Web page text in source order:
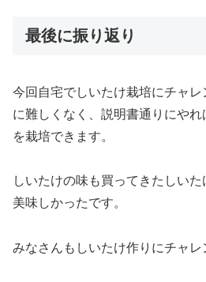
最後に振り返り
今回自宅でしいたけ栽培にチャ
に難しくなく、説明書通りにや
を栽培できます。
しいたけの味も買ってきたしい
美味しかったです。
みなさんもしいたけ作りにチャレ